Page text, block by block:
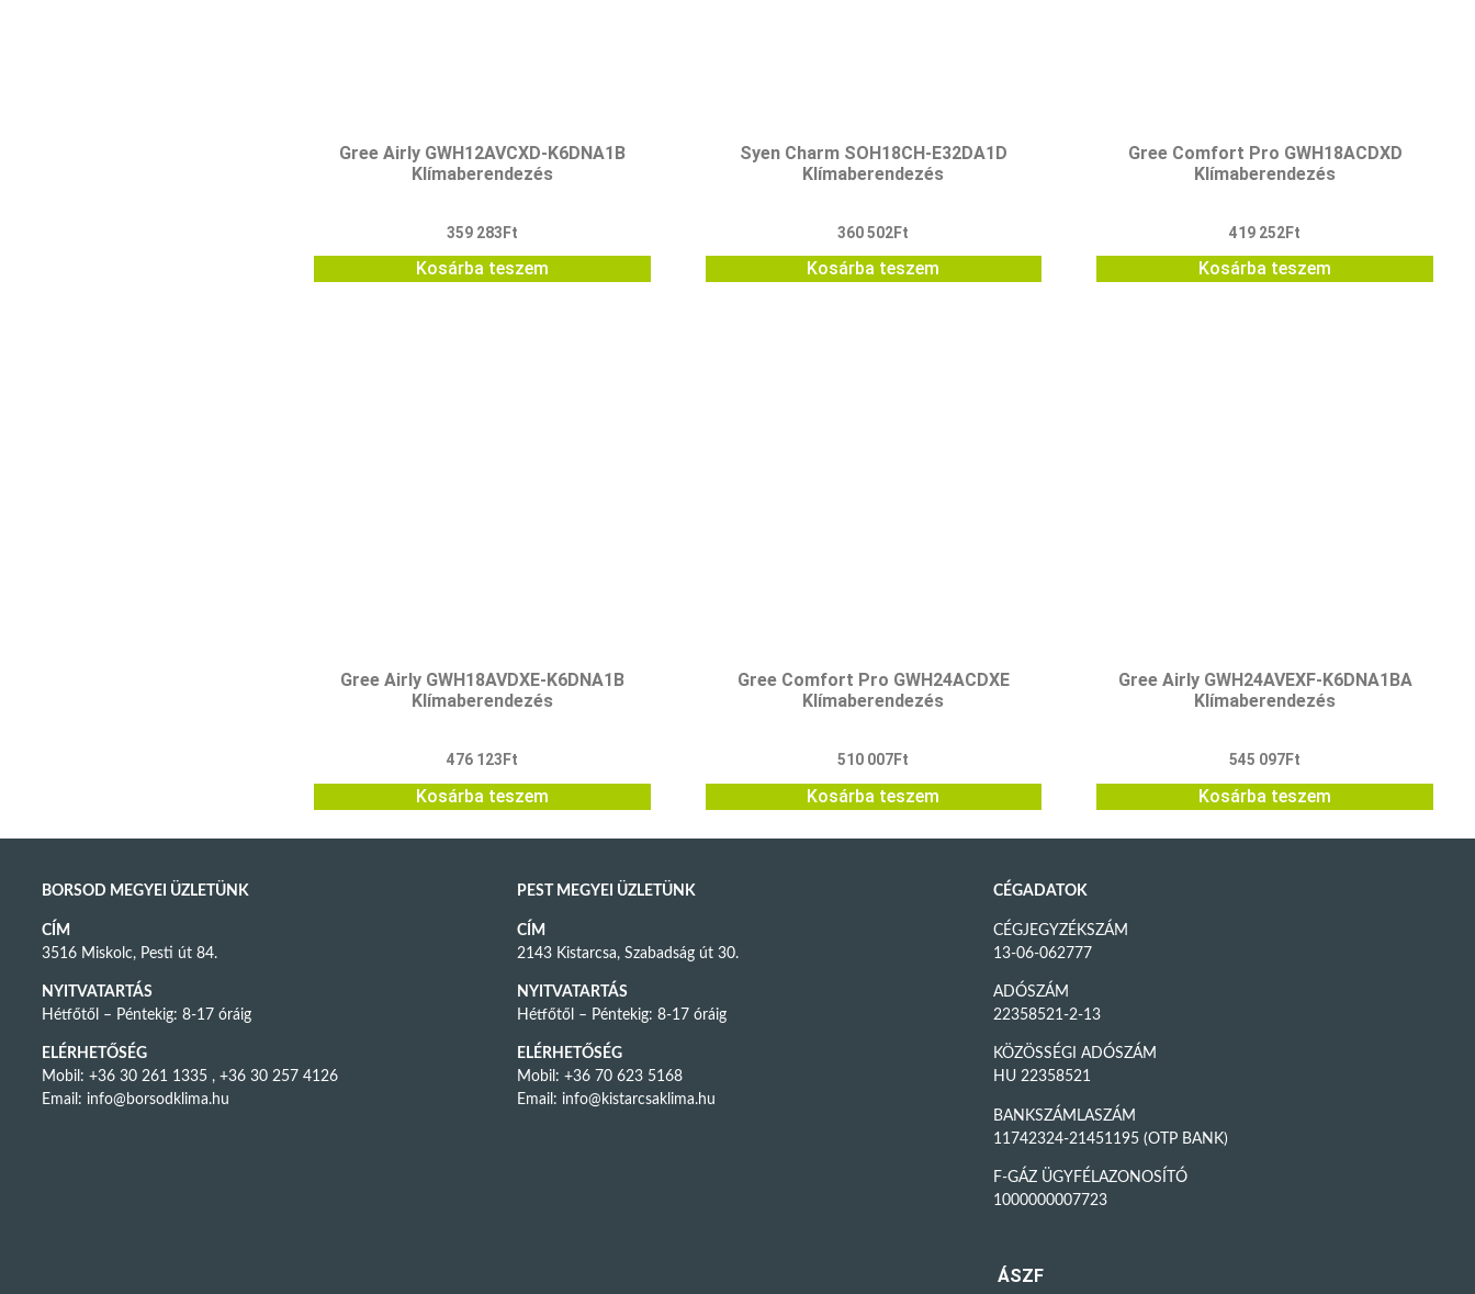
Gree Airly GWH12AVCXD-K6DNA1B
Klímaberendezés
359 283Ft
Kosárba teszem
Syen Charm SOH18CH-E32DA1D
Klímaberendezés
360 502Ft
Kosárba teszem
Gree Comfort Pro GWH18ACDXD
Klímaberendezés
419 252Ft
Kosárba teszem
Gree Airly GWH18AVDXE-K6DNA1B
Klímaberendezés
476 123 Ft
Kosárba teszem
Gree Comfort Pro GWH24ACDXE
Klímaberendezés
510 007Ft
Kosárba teszem
Gree Airly GWH24AVEXF-K6DNA1BA
Klímaberendezés
545 097Ft
Kosárba teszem
BORSOD MEGYEI ÜZLETÜNK
CÍM
3516 Miskolc, Pesti út 84.
NYITVATARTÁS
Hétfőtől – Péntekig: 8-17 óráig
ELÉRHETŐSÉG
Mobil: +36 30 261 1335 , +36 30 257 4126
Email: info@borsodklima.hu
PEST MEGYEI ÜZLETÜNK
CÍM
2143 Kistarcsa, Szabadság út 30.
NYITVATARTÁS
Hétfőtől – Péntekig: 8-17 óráig
ELÉRHETŐSÉG
Mobil: +36 70 623 5168
Email: info@kistarcsaklima.hu
CÉGADATOK
CÉGJEGYZÉKSZÁM
13-06-062777
ADÓSZÁM
22358521-2-13
KÖZÖSSÉGI ADÓSZÁM
HU 22358521
BANKSZÁMLASZÁM
11742324-21451195 (OTP BANK)
F-GÁZ ÜGYFÉLAZONOSÍTÓ
1000000007723
ÁSZF